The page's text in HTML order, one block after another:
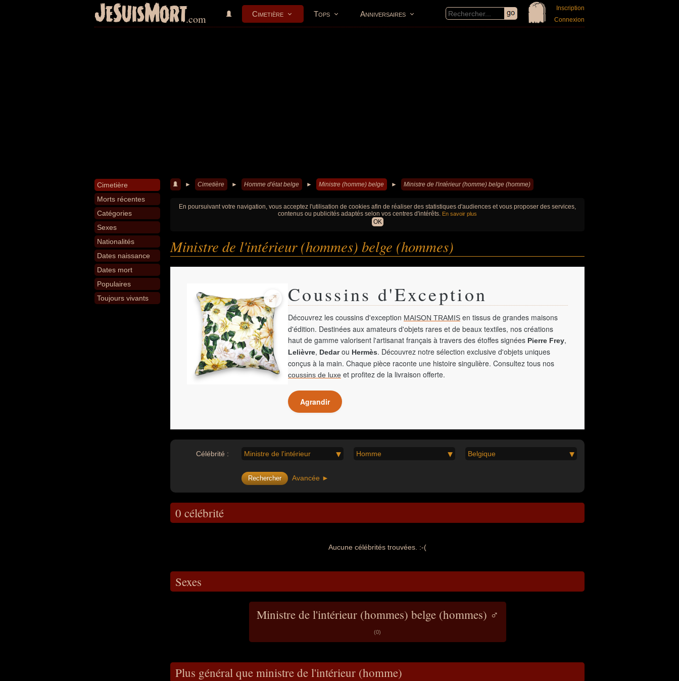
JeSuisMort.com Cimetière Tops Anniversaires
Inscription
Connexion
Cimetière
Morts récentes
Catégories
Sexes
Nationalités
Dates naissance
Dates mort
Populaires
Toujours vivants
► Cimetière ► Homme d'état belge ► Ministre (homme) belge ► Ministre de l'intérieur (homme) belge (homme)
En poursuivant votre navigation, vous acceptez l'utilisation de cookies afin de réaliser des statistiques d'audiences et vous proposer des services,
contenus ou publicités adaptés selon vos centres d'intérêts. En savoir plus
OK
Ministre de l'intérieur (hommes) belge (hommes)
Coussins d'Exception
Découvrez les coussins d'exception MAISON TRAMIS en tissus de grandes maisons
d'édition. Destinées aux amateurs d'objets rares et de beaux textiles, nos créations
haut de gamme valorisent l'artisanat français à travers des étoffes signées Pierre Frey,
Lelièvre, Dedarou Hermès. Découvrez notre sélection exclusive d'objets uniques
conçus à la main. Chaque pièce raconte une histoire singulière. Consultez tous nos
coussins de luxe et profitez de la livraison offerte.
Agrandir
Célébrité : Ministre de l'intérieur Homme Belgique
Avancée ►
0 célébrité
Aucune célébrités trouvées. :-(
Sexes
Ministre de l'intérieur (hommes) belge (hommes) ♂
(0)
Plus général que ministre de l'intérieur (homme)